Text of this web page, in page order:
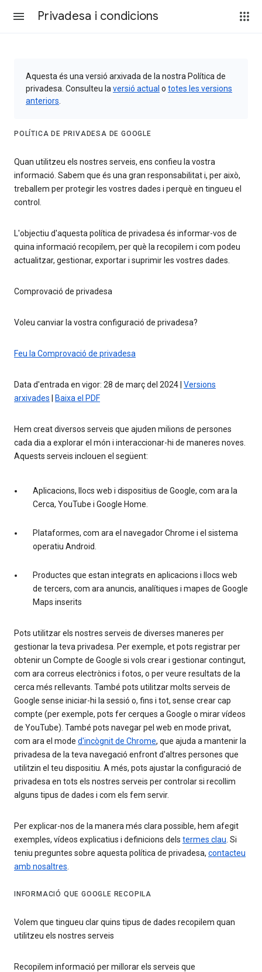
Privadesa i condicions
Aquesta és una versió arxivada de la nostra Política de
privadesa. Consulteu la versió actual o totes les versions
anteriors
POLÍTICA DE PRIVADESA DE GOOGLE
Quan utilitzeu els nostres serveis, ens confieu la vostra
informació. Sabem que és una gran responsabilitat i, per això,
treballem per protegir les vostres dades i perquè en tingueu el
control.
L'objectiu d'aquesta política de privadesa és informar-vos de
quina informació recopilem, per què la recopilem i com podeu
actualitzar, gestionar, exportar i suprimir les vostres dades.
Comprovació de privadesa
Voleu canviar la vostra configuració de privadesa?
Feu la Comprovació de privadesa
Data d'entrada en vigor: 28 de març del 2024 | Versions
arxivades
Baixa el PDF
Hem creat diversos serveis que ajuden milions de persones
cada dia a explorar el món i interaccionar-hi de maneres noves.
Aquests serveis inclouen el següent:
Aplicacions, llocs web i dispositius de Google, com ara la
Cerca, YouTube i Google Home.
Plataformes, com ara el navegador Chrome i el sistema
operatiu Android.
Productes que estan integrats en aplicacions i llocs web
de tercers, com ara anuncis, analítiques i mapes de Google
Maps inserits
Pots utilitzar els nostres serveis de diverses maneres per
gestionar la teva privadesa. Per exemple, et pots registrar per
obtenir un Compte de Google si vols crear i gestionar contingut,
com ara correus electrònics i fotos, o per veure resultats de la
cerca més rellevants. També pots utilitzar molts serveis de
Google sense iniciar-hi la sessió o, fins i tot, sense crear cap
compte (per exemple, pots fer cerques a Google o mirar vídeos
de YouTube). També pots navegar pel web en mode privat,
com ara el mode d'incògnit de Chrome, que ajuda a mantenir la
privadesa de la teva navegació enfront d'altres persones que
utilitzin el teu dispositiu. A més, pots ajustar la configuració de
privadesa en tots els nostres serveis per controlar si recollim
alguns tipus de dades i com els fem servir.
Per explicar-nos de la manera més clara possible, hem afegit
exemples, vídeos explicatius i definicions dels termes clau. Si
teniu preguntes sobre aquesta política de privadesa, contacteu
amb nosaltres.
INFORMACIÓ QUE GOOGLE RECOPILA
Volem que tingueu clar quins tipus de dades recopilem quan
utilitzeu els nostres serveis
Recopilem informació per millorar els serveis que